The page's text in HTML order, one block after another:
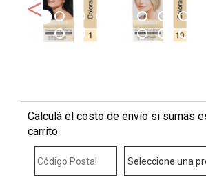
Calculá el costo de envío si sumas
carrito